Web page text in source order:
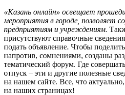
«Казань онлайн» освещает
мероприятия в городе, позволяет
предприятиям и учреждениям.
присутствуют справочные
подать объявление. Чтобы
напротив, сомнениями, созданы
тематический форум. Где
отпуск – эти и другие полезные
на нашем сайте. Все, что
на наших страницах!